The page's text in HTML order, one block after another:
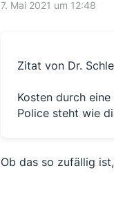
7. Mai 2021 um 12:48
Zitat von Dr.
Kosten durch
Police steht wie
Ob das so zufällig